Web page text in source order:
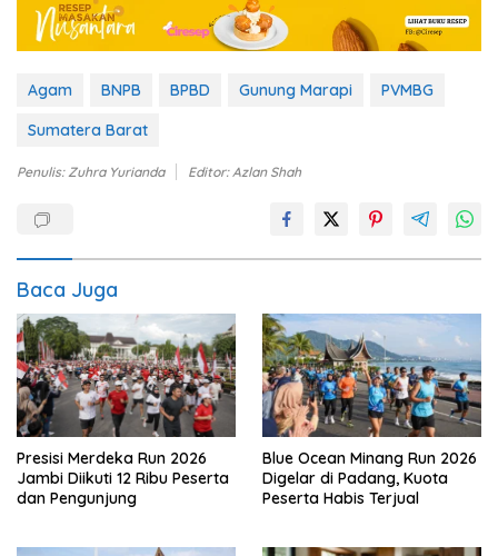
Agam BNPB BPBD Gunung Marapi
PVMBG
Sumatera Barat
Penulis: Zuhra Yurianda Editor: Azlan Shah
Baca Juga
Presisi Merdeka Run 2026
Jambi Diikuti 12 Ribu Peserta
dan Pengunjung
Blue Ocean Minang Run 2026
Digelar di Padang, Kuota
Peserta Habis Terjual